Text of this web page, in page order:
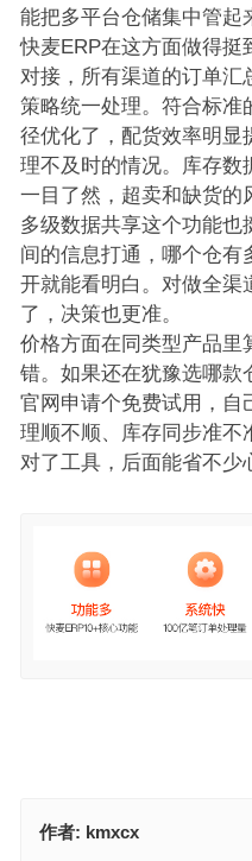
能把多平台仓储集中管起
快麦ERP在这方面做得挺
对接，所有渠道的订单汇
策略统一处理。符合标准
径优化了，配货效率明显
理不及时的情况。库存数
一目了然，超卖和缺货的
多级数据共享这个功能也
间的信息打通，哪个仓有
开就能看明白。对做全渠
了，决策也更准。
价格方面在同类型产品里
错。如果还在犹豫选哪款
官网申请个免费试用，自
理顺不顺、库存同步准不
对了工具，后面能省不少
作者: kmxcx